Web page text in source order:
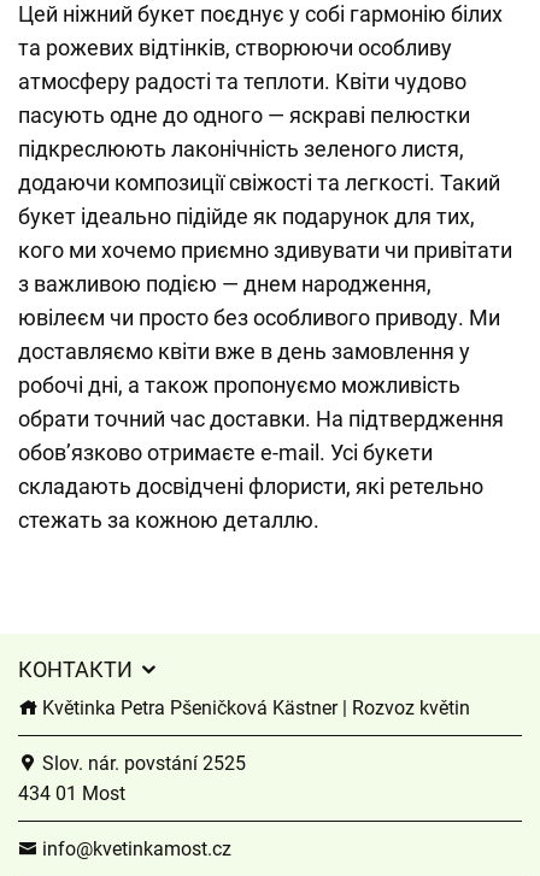
Цей ніжний букет поєднує у собі гармонію білих
та рожевих відтінків, створюючи особливу
атмосферу радості та теплоти. Квіти чудово
пасують одне до одного — яскраві пелюстки
підкреслюють лаконічність зеленого листя,
додаючи композиції свіжості та легкості. Такий
букет ідеально підійде як подарунок для тих,
кого ми хочемо приємно здивувати чи привітати
з важливою подією — днем народження,
ювілеєм чи просто без особливого приводу. Ми
доставляємо квіти вже в день замовлення у
робочі дні, а також пропонуємо можливість
обрати точний час доставки. На підтвердження
обов’язково отримаєте e-mail. Усі букети
складають досвідчені флористи, які ретельно
стежать за кожною деталлю.
КОНТАКТИ
Květinka Petra Pšeničková Kästner | Rozvoz květin
Slov. nár. povstání 2525
434 01 Most
info@kvetinkamost.cz